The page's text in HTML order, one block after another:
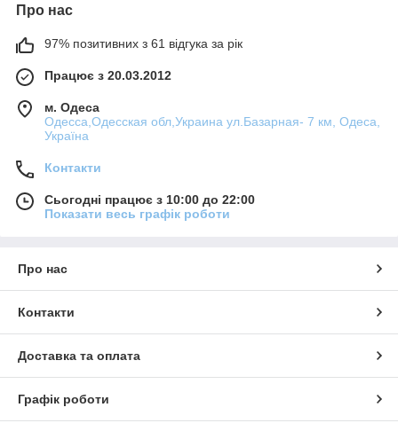
Про нас
97% позитивних з 61 відгука за рік
Працює з 20.03.2012
м. Одеса
Одесса,Одесская обл,Украина ул.Базарная- 7 км, Одеса,
Україна
Контакти
Сьогодні працює з 10:00 до 22:00
Показати весь графік роботи
Про нас
Контакти
Доставка та оплата
Графік роботи